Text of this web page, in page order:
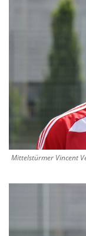
Mittelstürmer Vincent